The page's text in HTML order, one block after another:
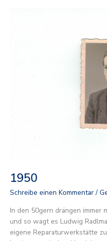
1950
Schreibe einen Kommentar /
In den 50gern drängen immer
und so wagt es Ludwig
eigene Reparaturwerkstätte